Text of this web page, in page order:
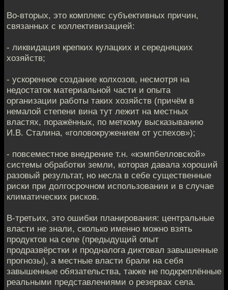
Во-вторых, это комплекс субъективных причин,
связанных с коллективизацией:
- ликвидация крепких кулацких и середняцких
хозяйств;
- ускоренное создание колхозов, несмотря на
недостаток материальной части и опыта
организации работы таких хозяйств (причём в
немалой степени вина тут лежит на местных
властях, поражённых, по меткому высказыванию
И.В. Сталина, «головокружением от успехов»);
- повсеместное внедрение т.н. «кэмпбелловской»
системы обработки земли, которая давала хороший
разовый результат, но несла в себе существенные
риски при долгосрочном использовании и в случае
климатических рисков.
В-третьих, это ошибки планирования: центральные
власти не знали, сколько именно можно взять
продуктов на селе (предыдущий опыт
продразвёрстки и продналога диктовал завышенные
прогнозы), а местные власти брали на себя
завышенные обязательства, также не подкреплённые
реальными представлениями о резервах села.